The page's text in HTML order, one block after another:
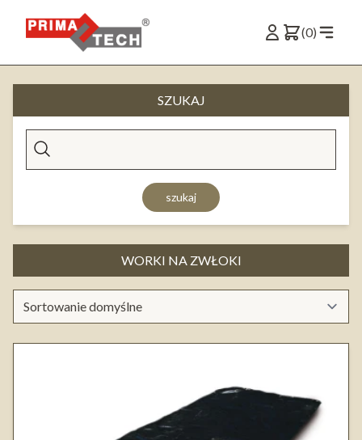
(0)
SZUKAJ
szukaj
WORKI NA ZWŁOKI